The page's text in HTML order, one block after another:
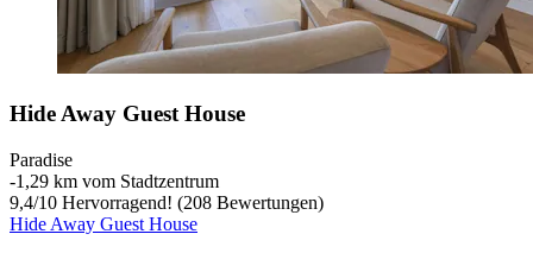
Hide Away Guest House
Paradise
‐1,29 km vom Stadtzentrum
9,4/10 Hervorragend! (208 Bewertungen)
Hide Away Guest House